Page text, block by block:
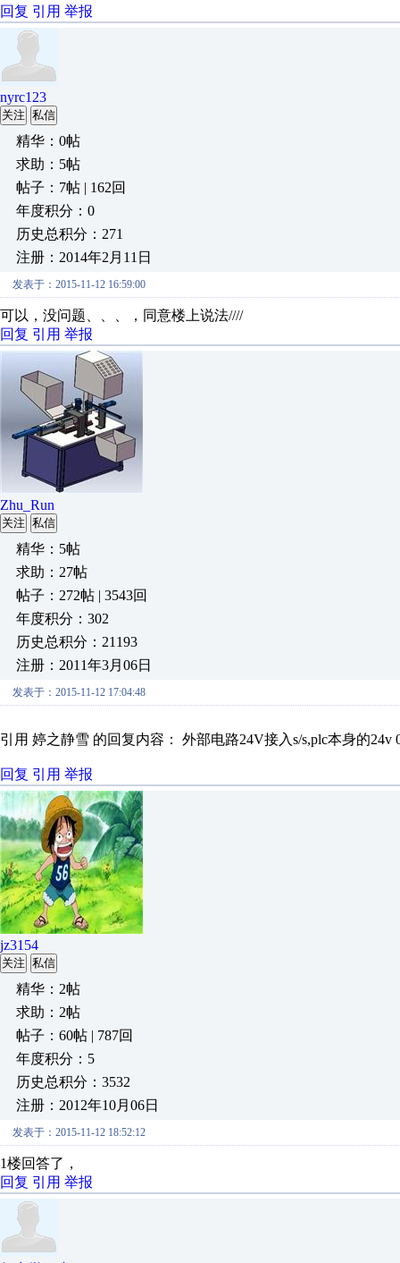
回复 引用 举报
nyrc123
关注 私信
精华：0帖
求助：5帖
帖子：7帖 | 162回
年度积分：0
历史总积分：271
注册：2014年2月11日
发表于：2015-11-12 16:59:00
可以，没问题、、、，同意楼上说法////
回复 引用 举报
Zhu_Run
关注 私信
精华：5帖
求助：27帖
帖子：272帖 | 3543回
年度积分：302
历史总积分：21193
注册：2011年3月06日
发表于：2015-11-12 17:04:48
引用 婷之静雪 的回复内容： 外部电路24V接入s/s,plc本身的24v
回复 引用 举报
jz3154
关注 私信
精华：2帖
求助：2帖
帖子：60帖 | 787回
年度积分：5
历史总积分：3532
注册：2012年10月06日
发表于：2015-11-12 18:52:12
1楼回答了，
回复 引用 举报